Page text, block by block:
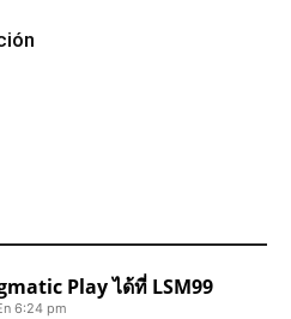
Play ได้ที่ LSM99
6:24 pm